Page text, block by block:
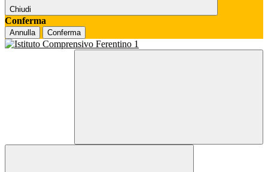
Chiudi
Conferma
Annulla Conferma